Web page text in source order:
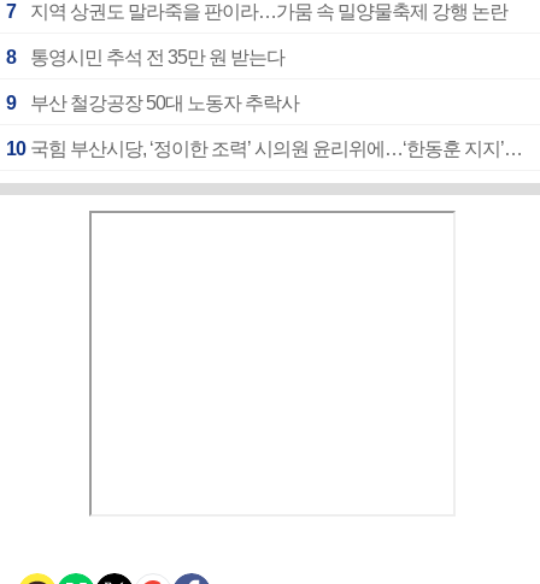
7 지역 상권도 말라죽을 판이라…가뭄 속 밀양물축제 강행 논란
8 통영시민 추석 전 35만 원 받는다
9 부산 철강공장 50대 노동자 추락사
10 국힘 부산시당, ‘정이한 조력’ 시의원 윤리위에…‘한동훈 지지’도 신고접수